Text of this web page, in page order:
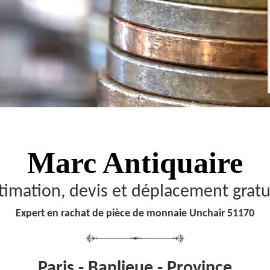
Marc Antiquaire
devis et déplacement
Expert en rachat de pièce de monnaie Unchair 51170